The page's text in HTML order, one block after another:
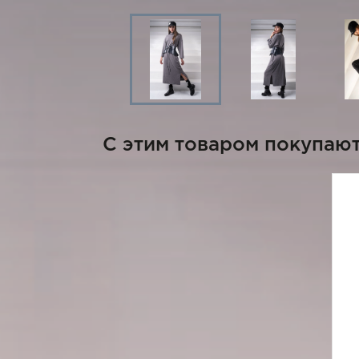
C этим товаром